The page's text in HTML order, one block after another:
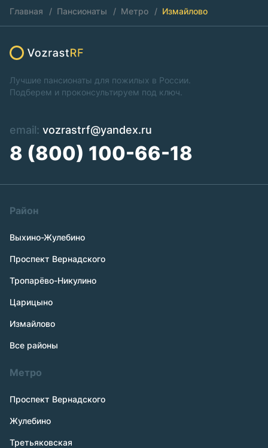
Главная Пансионаты Метро Измайлово
Лучшие пансионаты для пожилых в России.
Подберем и проконсультируем под ключ.
email: vozrastrf@yandex.ru
8 (800) 100-66-18
Район
Выхино-Жулебино
Проспект Вернадского
Тропарёво-Никулино
Царицыно
Измайлово
Все районы
Метро
Проспект Вернадского
Жулебино
Третьяковская